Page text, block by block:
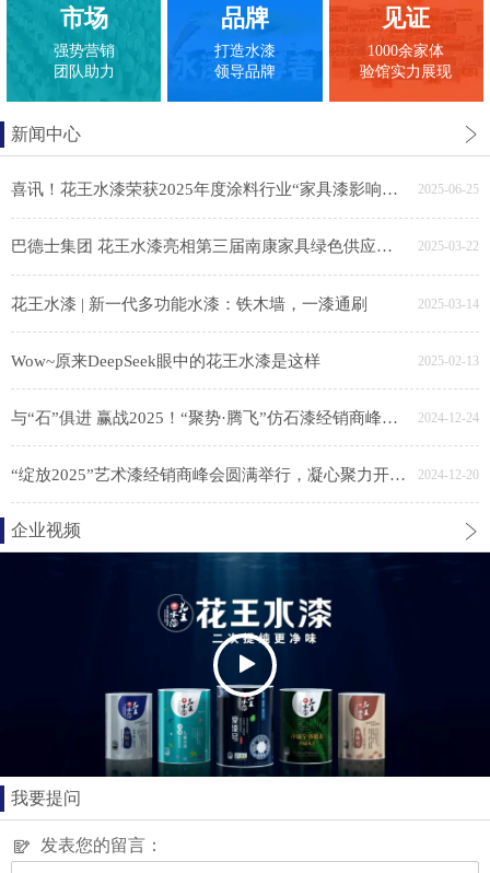
市场
强势营销
团队助力
品牌
打造水漆
领导品牌
见证
1000余家体
验馆实力展现
新闻中心
喜讯！花王水漆荣获2025年度涂料行业“家具漆影响力品牌” 2025-06-25
巴德士集团 花王水漆亮相第三届南康家具绿色供应链展，助力家具产业链绿色转型 2025-03-22
花王水漆 | 新一代多功能水漆：铁木墙，一漆通刷 2025-03-14
Wow~原来DeepSeek眼中的花王水漆是这样 2025-02-13
与“石”俱进 赢战2025！“聚势·腾飞”仿石漆经销商峰会胜利召开 2024-12-24
“绽放2025”艺术漆经销商峰会圆满举行，凝心聚力开新局 2024-12-20
企业视频
我要提问
发表您的留言：